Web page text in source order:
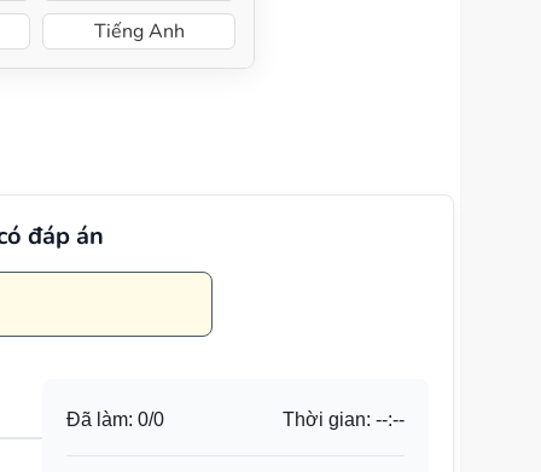
Tiếng Anh
đáp án
Đã làm:0/0 Thời gian: --:--